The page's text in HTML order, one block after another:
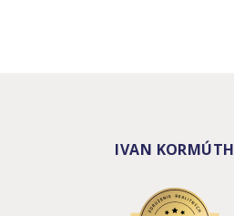
IVAN KORMÚTH